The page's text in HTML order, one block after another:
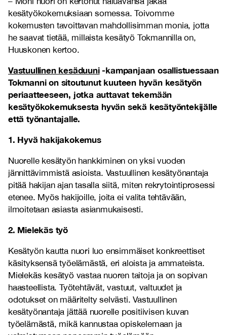
kesätyökokemuksiaan somessa. Toivomme
kokemusten tavoittavan mahdollisimman monia, jotta
he saavat tietää, millaista kesätyö Tokmannilla on,
Huuskonen kertoo.
Vastuullinen kesäduuni-kampanjaan osallistuessaan
Tokmanni on sitoutunut kuuteen hyvän kesätyön
periaatteeseen, jotka auttavat tekemään
kesätyökokemuksesta hyvän sekä kesätyöntekijälle
että työnantajalle.
1. Hyvä hakijakokemus
Nuorelle kesätyön hankkiminen on yksi vuoden
jännittävimmistä asioista. Vastuullinen kesätyönantaja
pitää hakijan ajan tasalla siitä, miten rekrytointiprosessi
etenee. Myös hakijoille, joita ei valita tehtävään,
ilmoitetaan asiasta asianmukaisesti.
2. Mielekäs työ
Kesätyön kautta nuori luo ensimmäiset konkreettiset
käsityksensä työelämästä, eri aloista ja ammateista.
Mielekäs kesätyö vastaa nuoren taitoja ja on sopivan
haasteellista. Työtehtävät, vastuut, valtuudet ja
odotukset on määritelty selvästi. Vastuullinen
kesätyönantaja jättää nuorelle positiivisen kuvan
työelämästä, mikä kannustaa opiskelemaan ja